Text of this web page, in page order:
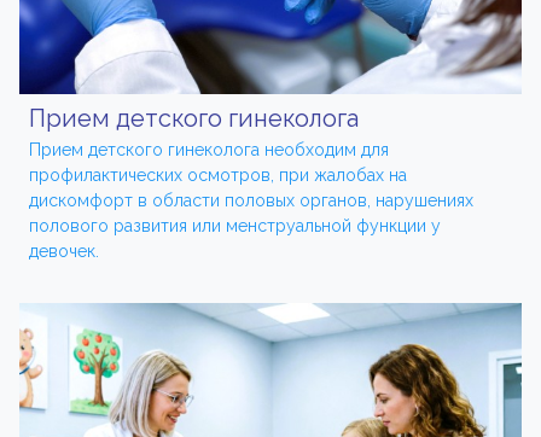
Прием детского гинеколога
Прием детского гинеколога необходим для
профилактических осмотров, при жалобах на
дискомфорт в области половых органов, нарушениях
полового развития или менструальной функции у
девочек.